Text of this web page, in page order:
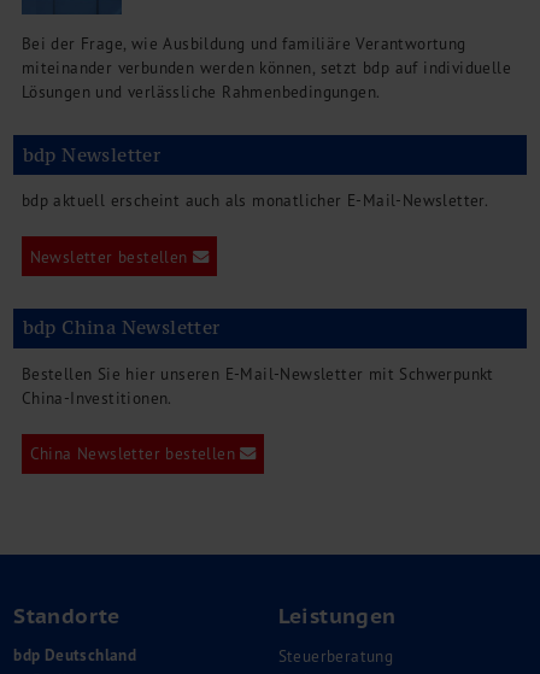
Bei der Frage, wie Ausbildung und familiäre Verantwortung
miteinander verbunden werden können, setzt bdp auf individuelle
Lösungen und verlässliche Rahmenbedingungen.
bdp Newsletter
bdp aktuell erscheint auch als monatlicher E-Mail-Newsletter.
Newsletter bestellen
bdp China Newsletter
Bestellen Sie hier unseren E-Mail-Newsletter mit Schwerpunkt
China-Investitionen.
China Newsletter bestellen
Standorte
bdp Deutschland
Leistungen
Steuerberatung